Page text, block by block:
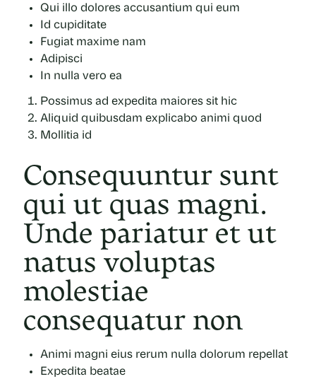
Qui illo dolores accusantium qui eum
Id cupiditate
Fugiat maxime nam
Adipisci
In nulla vero ea
Possimus ad expedita maiores sit hic
Aliquid quibusdam explicabo animi quod
Mollitia id
Consequuntur sunt
qui ut quas magni.
Unde pariatur et ut
natus voluptas
molestiae
consequatur non
Animi magni eius rerum nulla dolorum repellat
Expedita beatae